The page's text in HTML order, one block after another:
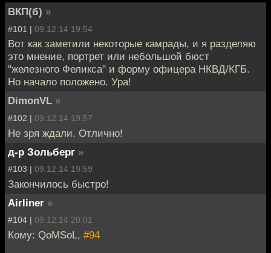
ВКП(б) »
#101 | 09.12.14 19:54
Вот как заметили некоторые камрады, и я разделяю
это мнение, портрет или небольшой бюст
"железного Феликса" и форму офицера НКВД/КГБ.
Но начало положено. Ура!
DimonVL »
#102 | 09.12.14 19:57
Не зря ждали. Отлично!
д-р Зольберг »
#103 | 09.12.14 19:59
Закончилось быстро!
Airliner »
#104 | 09.12.14 20:01
Кому: QoMSoL, #94